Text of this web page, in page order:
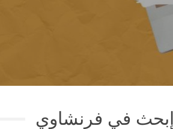
إبحث في فرنشاوي